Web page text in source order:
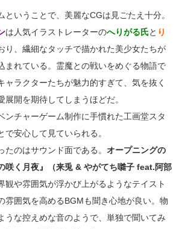
ということで、美麗なCGは見ごたえ十分。
は人気イラストレーターのへりがる氏と り
り、繊細なタッチで描かれた美少女たちが
まれている。霊魔との戦いをめぐる物語で
ャラクターたちが魅力的すぎて、気を抜く
展開を期待してしまうほどだ。
ンチャーゲーム制作に手慣れた工画堂スタ
で安心して見ていられる。
のはサウンド面である。 オープニングの
咲く月夜』（来兎 & やがてち囃子 feat.阿部
観や雰囲気が浮かび上がるようなテイスト
雰囲気を高めるBGMも聞き心地が良い。物
うな控えめな音のようで、単独で聞いてみ